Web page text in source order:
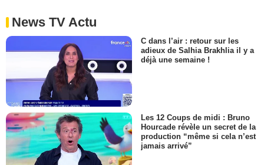
News TV Actu
C dans l’air : retour sur les
adieux de Salhia Brakhlia il y a
déjà une semaine !
Les 12 Coups de midi : Bruno
Hourcade révèle un secret de la
production “même si cela n’est
jamais arrivé”